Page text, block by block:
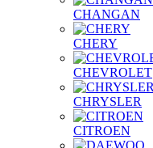
CHANGAN
CHERY
CHEVROLET
CHRYSLER
CITROEN